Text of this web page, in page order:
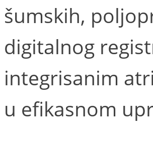
šumskih,
digitalnog
integrisanim
u efikasnom